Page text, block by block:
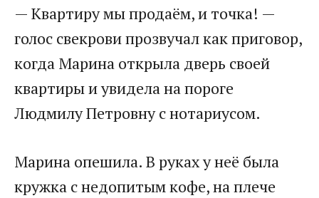
— Квартиру мы продаём, и точка! —
голос свекрови прозвучал как приговор,
когда Марина открыла дверь своей
квартиры и увидела на пороге
Людмилу Петровну с нотариусом.
Марина опешила. В руках у неё была
кружка с недопитым кофе, на плече